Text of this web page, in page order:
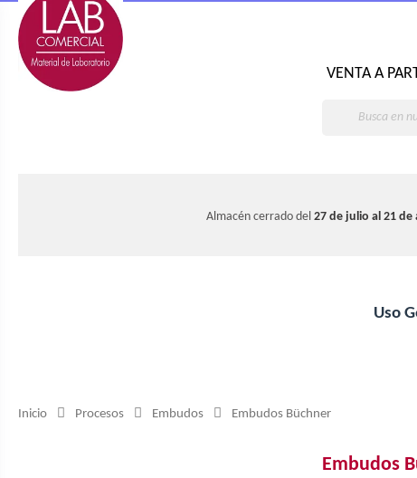
VENTA A
Almacén cerrado del 27 de julio al 21 de
Uso
Inicio Procesos Embudos Embudos Büchner
Embudos